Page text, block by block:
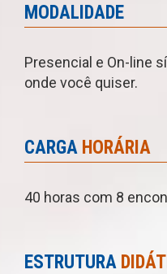
MODALIDADE
Presencial e On-line
onde você quiser.
CARGA HORÁRIA
40 horas com 8
ESTRUTURA